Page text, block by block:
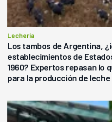
Lechería
Los tambos de Argentina,
establecimientos de
1960? Expertos repasan lo
para la producción de leche